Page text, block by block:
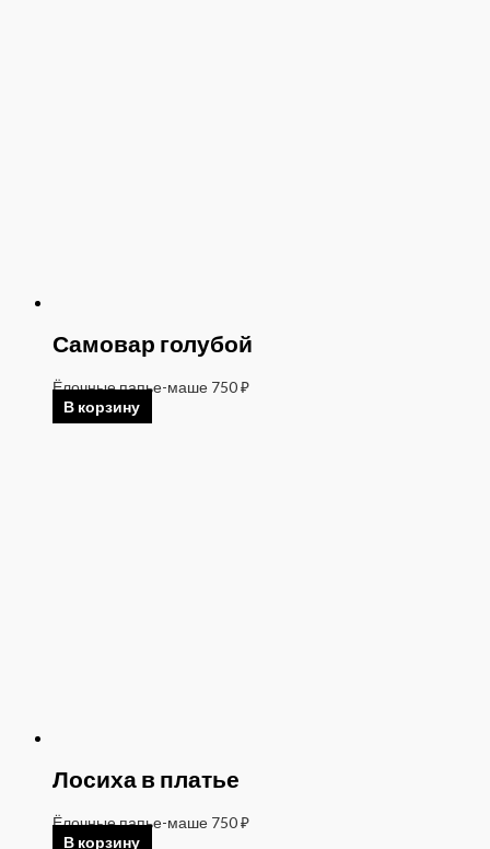
Самовар голубой
Ёлочные папье-маше 750₽
В корзину
Лосиха в платье
Ёлочные папье-маше 750₽
В корзину